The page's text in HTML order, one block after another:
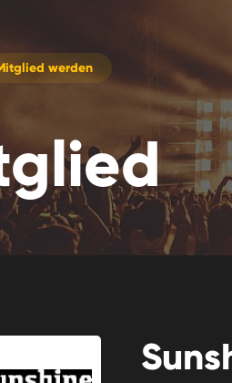
werden